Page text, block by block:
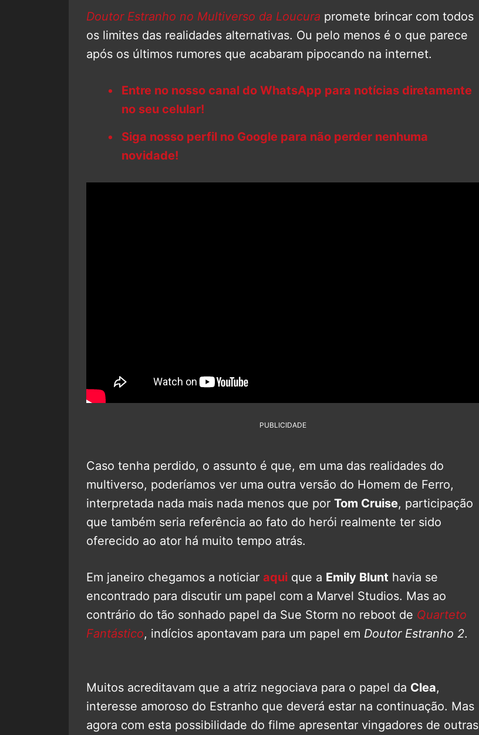
Doutor Estranho no Multiverso da Loucura promete brincar com todos
os limites das realidades alternativas. Ou pelo menos é o que parece
após os últimos rumores que acabaram pipocando na internet.
Entre no nosso canal do WhatsApp para notícias diretamente
no seu celular!
Siga nosso perfil no Google para não perder nenhuma
novidade!
PUBLICIDADE
Caso tenha perdido, o assunto é que, em uma das realidades do
multiverso, poderíamos ver uma outra versão do Homem de Ferro,
interpretada nada mais nada menos que por Tom Cruise, participação
que também seria referência ao fato do herói realmente ter sido
oferecido ao ator há muito tempo atrás.
Em janeiro chegamos a noticiar aqui que a Emily Blunt havia se
encontrado para discutir um papel com a Marvel Studios. Mas ao
contrário do tão sonhado papel da Sue Storm no reboot de Quarteto
Fantástico, indícios apontavam para um papel em Doutor Estranho 2.
Muitos acreditavam que a atriz negociava para o papel da Clea,
interesse amoroso do Estranho que deverá estar na continuação. Mas
agora com esta possibilidade do filme apresentar vingadores de outras